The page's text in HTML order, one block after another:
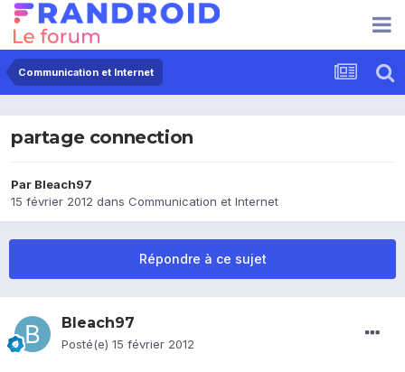
Communication et Internet
partage connection
Par Bleach97
15 février 2012 dans Communication et Internet
Répondre à ce sujet
Bleach97
Posté(e) 15 février 2012